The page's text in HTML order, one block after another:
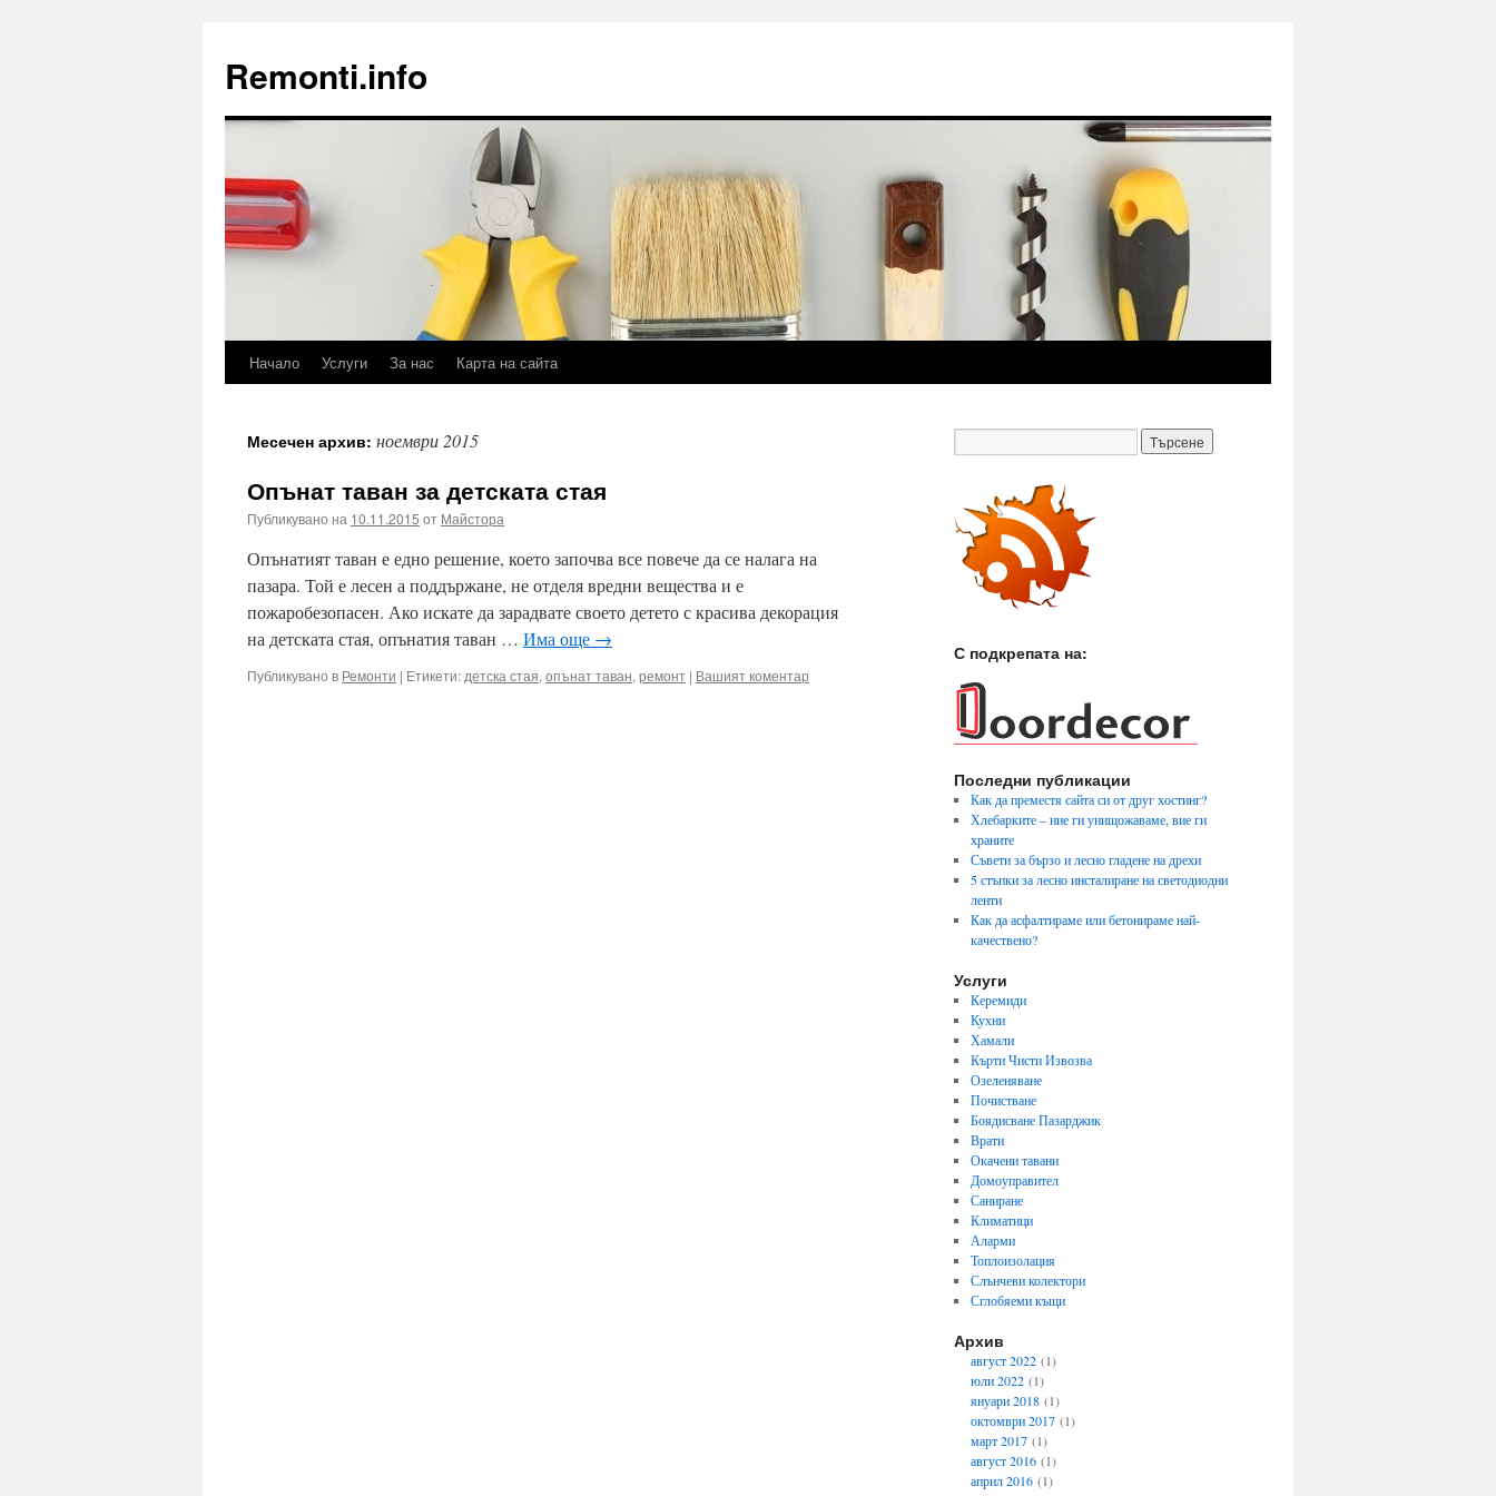
Remonti.info
КъмНачало Услуги За нас Карта на сайта
Месечен архив: ноември 2015
Опънат таван за детската стая
Публикувано на 10.11.2015 от Майстора
Опънатият таван е едно решение, което започва все повече да се налага на
пазара. Той е лесен а поддържане, не отделя вредни вещества и е
пожаробезопасен. Ако искате да зарадвате своето детето с красива декорация
на детската стая, опънатия таван … Има още →
Публикувано в Ремонти | Етикети: детска стая, опънат таван, ремонт | Вашият коментар
С подкрепата на:
Последни публикации
Как да преместя сайта си от друг хостинг?
Хлебарките – ние ги унищожаваме, вие ги
храните
Съвети за бързо и лесно гладене на дрехи
5 стъпки за лесно инсталиране на светодиодни
ленти
Как да асфалтираме или бетонираме най-
качествено?
Услуги
Керемиди
Кухни
Хамали
Кърти Чисти Извозва
Озеленяване
Почистване
Боядисване Пазарджик
Врати
Окачени тавани
Домоуправител
Саниране
Климатици
Аларми
Топлоизолация
Слънчеви колектори
Сглобяеми къщи
Архив
август 2022 (1)
юли 2022 (1)
януари 2018 (1)
октомври 2017 (1)
март 2017 (1)
август 2016 (1)
април 2016 (1)